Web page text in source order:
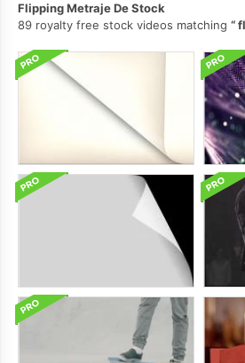
Flipping Metraje De Stock
89 royalty free stock videos matching